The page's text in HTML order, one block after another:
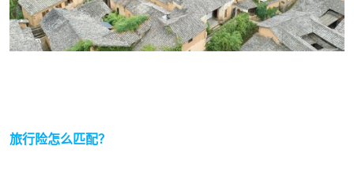
旅行险怎么匹配？